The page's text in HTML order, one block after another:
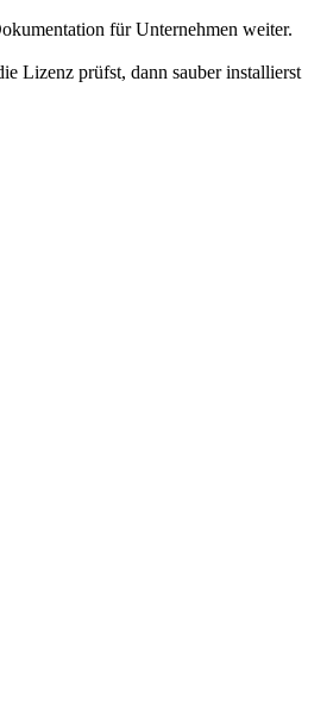
für Unternehmen weiter.
Lizenz prüfst, dann sauber installierst